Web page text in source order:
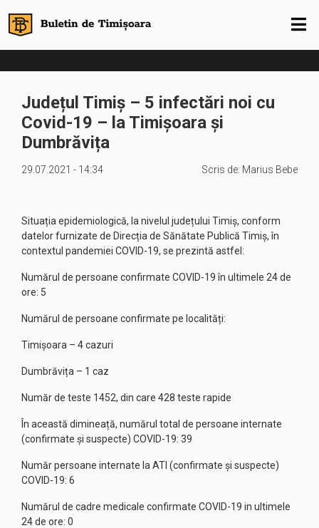
Județul Timiș – 5 infectări noi cu
Covid-19 – la Timișoara și
Dumbrăvița
29.07.2021 - 14:34 Scris de: Marius Bebe
Situația epidemiologică, la nivelul județului Timiș, conform
datelor furnizate de Direcția de Sănătate Publică Timiș, în
contextul pandemiei COVID-19, se prezintă astfel:
Numărul de persoane confirmate COVID-19 în ultimele 24 de
ore: 5
Numărul de persoane confirmate pe localități:
Timișoara – 4 cazuri
Dumbrăvița – 1 caz
Număr de teste 1452, din care 428 teste rapide
În această dimineață, numărul total de persoane internate
(confirmate și suspecte) COVID-19: 39
Număr persoane internate la ATI (confirmate și suspecte)
COVID-19: 6
Numărul de cadre medicale confirmate COVID-19 in ultimele
24 de ore: 0